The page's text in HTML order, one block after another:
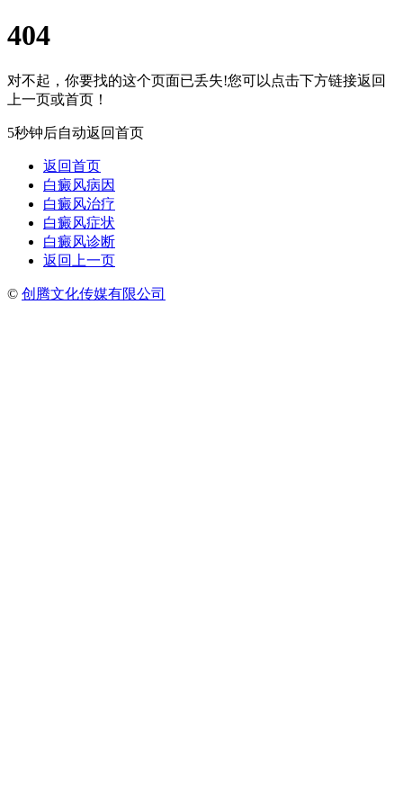
404
对不起，你要找的这个页面已丢失!您可以点击下方链接返回
上一页或首页！
5秒钟后自动返回首页
返回首页
白癜风病因
白癜风治疗
白癜风症状
白癜风诊断
返回上一页
© 创腾文化传媒有限公司